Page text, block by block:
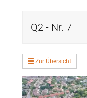
Q2 - Nr. 7
Zur Übersicht